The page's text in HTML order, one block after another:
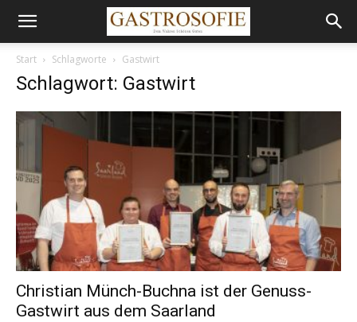
Start Schlagworte Gastwirt
Schlagwort: Gastwirt
Christian Münch-Buchna ist der Genuss-
Gastwirt aus dem Saarland